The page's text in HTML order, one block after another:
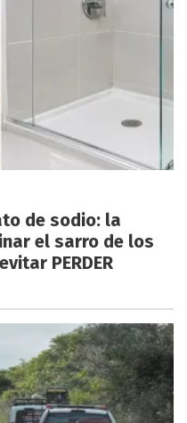
de sodio: la
el sarro de los
PERDER